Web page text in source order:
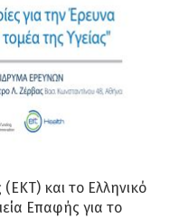
και το Ελληνικό
Επαφής για το